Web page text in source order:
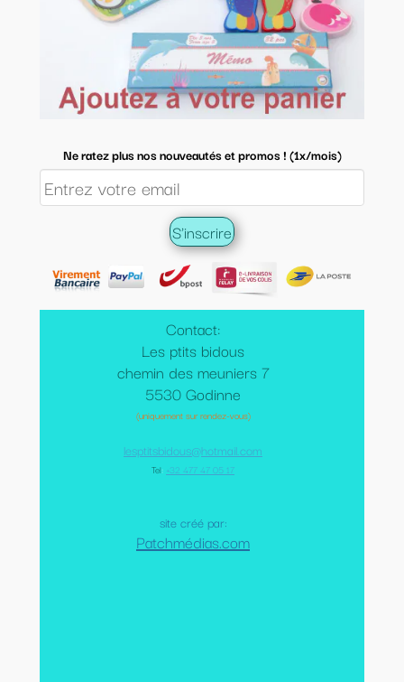
Contact:
Les ptits bidous
chemin des meuniers 7
5530 Godinne
(uniquement sur rendez-vous)
lesptitsbidous@hotmail.com
Tel: +32 477 47 05 17
site créé par:
Patchmédias.com
Ne ratez plus nos nouveautés et promos ! (1x/mois)